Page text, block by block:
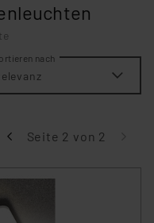
nach
Seite 2 von 2